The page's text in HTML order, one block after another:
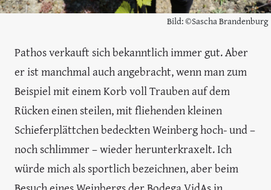
Bild: ©Sascha Brandenburg
Pathos verkauft sich bekanntlich immer gut. Aber
er ist manchmal auch angebracht, wenn man zum
Beispiel mit einem Korb voll Trauben auf dem
Rücken einen steilen, mit fliehenden kleinen
Schieferplättchen bedeckten Weinberg hoch- und –
noch schlimmer – wieder herunterkraxelt. Ich
würde mich als sportlich bezeichnen, aber beim